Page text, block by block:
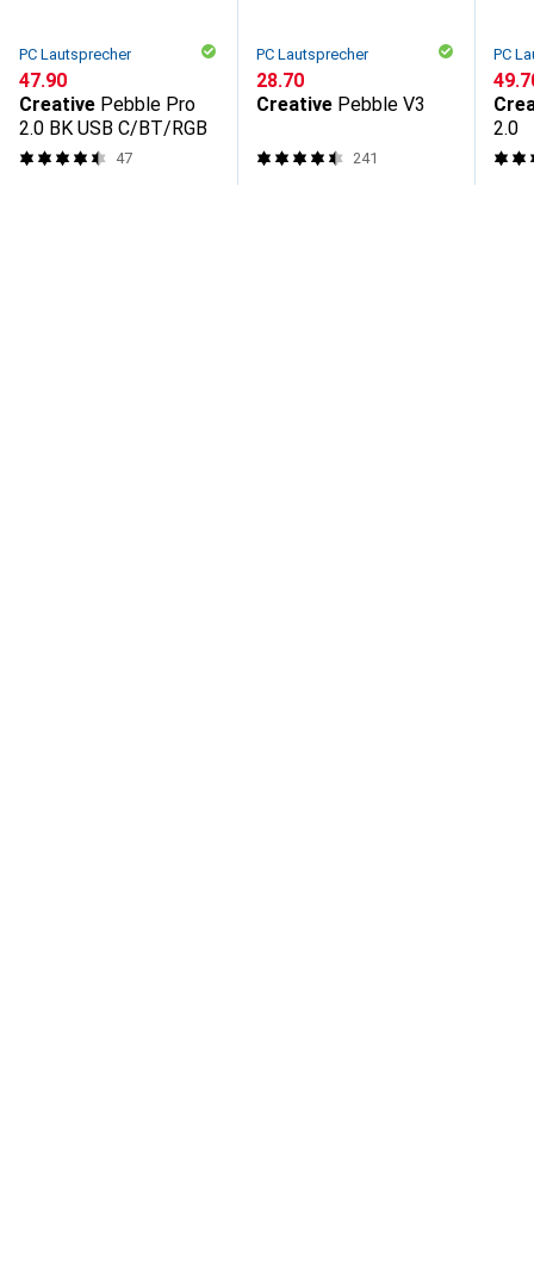
PC Lautsprecher
CHF
47.90
Creative Pebble Pro
2.0 BK USB C/BT/RGB
47
PC Lautsprecher
CHF
28.70
Creative Pebble V3
241
PC
CHF
2.0